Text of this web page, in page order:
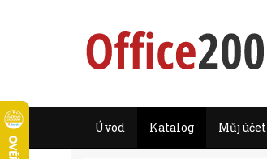
Úvod Katalog Můj účet